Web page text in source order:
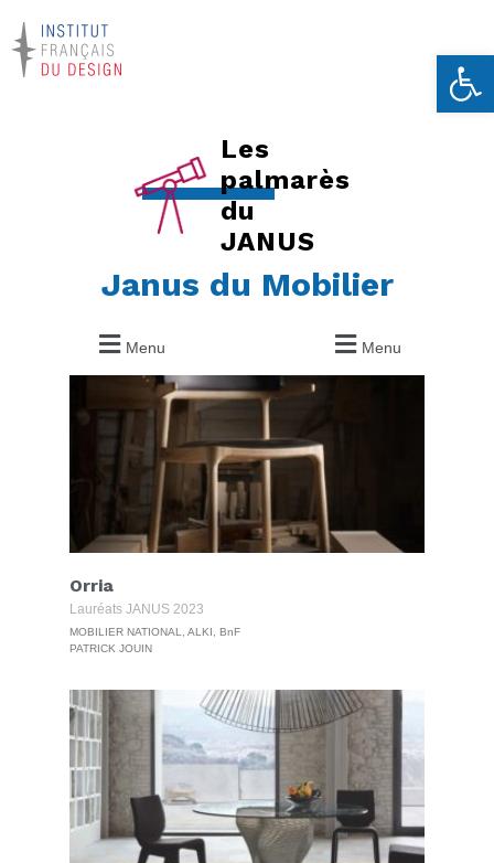
Ouvrir
Les
palmarès
du
JANUS
Janus du Mobilier
Menu Menu
Orria
Lauréats JANUS 2023
MOBILIER NATIONAL, ALKI, BnF
PATRICK JOUIN